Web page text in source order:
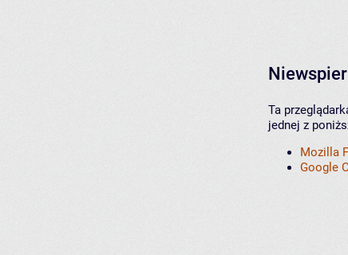
Ta
jednej z
Mozilla
Google